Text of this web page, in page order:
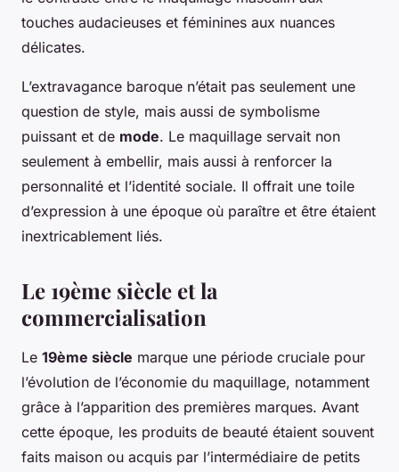
touches audacieuses et féminines aux nuances
délicates.
L’extravagance baroque n’était pas seulement une
question de style, mais aussi de symbolisme
puissant et de mode. Le maquillage servait non
seulement à embellir, mais aussi à renforcer la
personnalité et l’identité sociale. Il offrait une toile
d’expression à une époque où paraître et être étaient
inextricablement liés.
Le 19ème siècle et la
commercialisation
Le 19ème siècle marque une période cruciale pour
l’évolution de l’économie du maquillage, notamment
grâce à l’apparition des premières marques. Avant
cette époque, les produits de beauté étaient souvent
faits maison ou acquis par l’intermédiaire de petits